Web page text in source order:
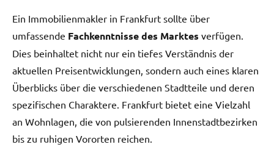
Ein Immobilienmakler in Frankfurt sollte über
umfassende Fachkenntnisse des Marktes verfügen.
Dies beinhaltet nicht nur ein tiefes Verständnis der
aktuellen Preisentwicklungen, sondern auch eines klaren
Überblicks über die verschiedenen Stadtteile und deren
spezifischen Charaktere. Frankfurt bietet eine Vielzahl
an Wohnlagen, die von pulsierenden Innenstadtbezirken
bis zu ruhigen Vororten reichen.